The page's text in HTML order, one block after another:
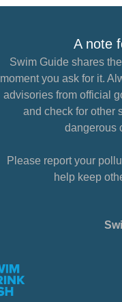
A note
Swim Guide shares
moment you ask for it.
advisories from official
and check for other
dangerous
Please report your
help keep